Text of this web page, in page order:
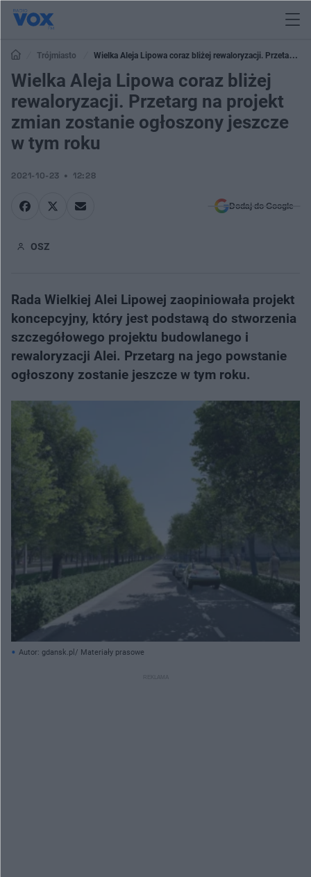
Trójmiasto
Wielka Aleja Lipowa coraz bliżej rewaloryzacji. Przetarg na
projekt zmian zostanie ogłoszony jeszcze w tym roku
Wielka Aleja Lipowa coraz bliżej
rewaloryzacji. Przetarg na projekt
zmian zostanie ogłoszony jeszcze
w tym roku
2021-10-23 12:28
Dodaj do Google
OSZ
Rada Wielkiej Alei Lipowej zaopiniowała projekt
koncepcyjny, który jest podstawą do stworzenia
szczegółowego projektu budowlanego i
rewaloryzacji Alei. Przetarg na jego powstanie
ogłoszony zostanie jeszcze w tym roku.
Autor: gdansk.pl/ Materiały prasowe